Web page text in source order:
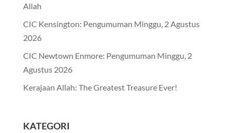
Allah
CIC Kensington: Pengumuman Minggu, 2 Agustus
2026
CIC Newtown Enmore: Pengumuman Minggu, 2
Agustus 2026
Kerajaan Allah: The Greatest Treasure Ever!
KATEGORI